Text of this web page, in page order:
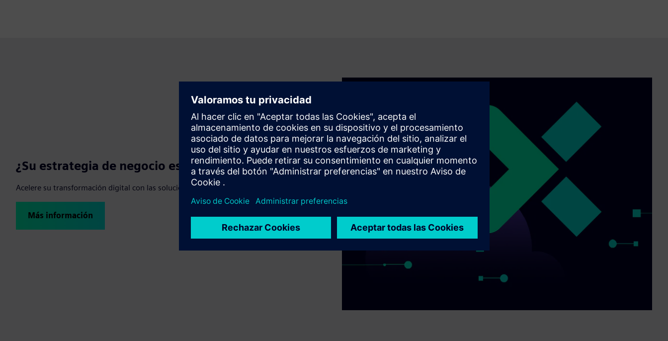
¿Su estrategia de negocio está lista para la nube?
Acelere su transformación digital con las soluciones en la nube de Siemens
Más información